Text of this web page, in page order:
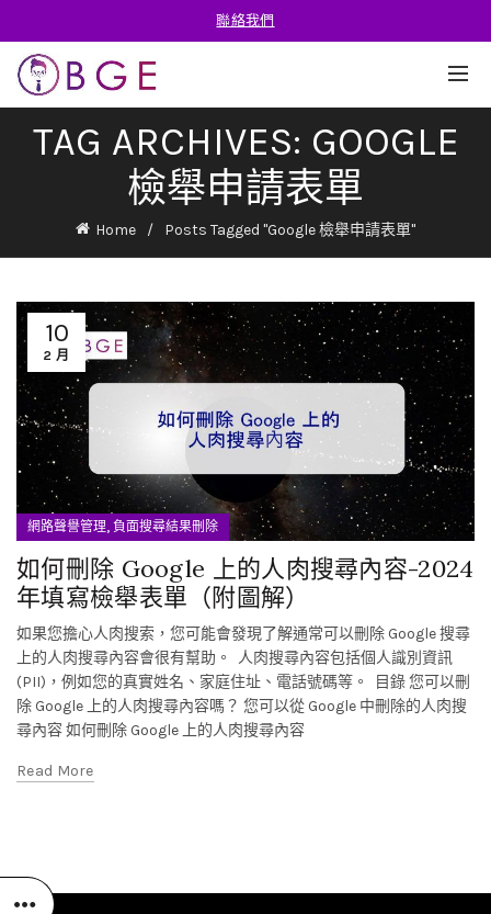
聯絡我們
TAG ARCHIVES: GOOGLE
檢舉申請表單
Home Posts Tagged "Google 檢舉申請表單"
10
2 月
網路聲譽管理, 負面搜尋結果刪除
如何刪除 Google 上的人肉搜尋內容-2024
年填寫檢舉表單（附圖解）
如果您擔心人肉搜索，您可能會發現了解通常可以刪除 Google 搜尋
上的人肉搜尋內容會很有幫助。 人肉搜尋內容包括個人識別資訊
(PII)，例如您的真實姓名、家庭住址、電話號碼等。 目錄 您可以刪
除 Google 上的人肉搜尋內容嗎？ 您可以從 Google 中刪除的人肉搜
尋內容 如何刪除 Google 上的人肉搜尋內容
Read More